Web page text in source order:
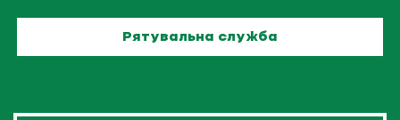
Рятувальна служба